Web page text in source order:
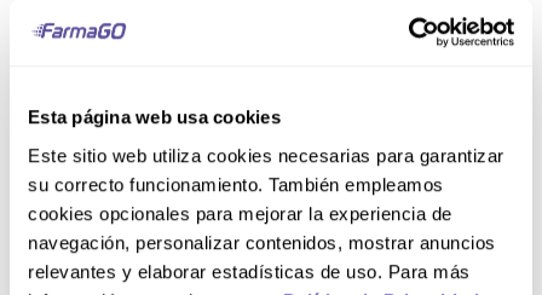
Esta página web usa cookies
Este sitio web utiliza cookies necesarias para garantizar
su correcto funcionamiento. También empleamos
cookies opcionales para mejorar la experiencia de
navegación, personalizar contenidos, mostrar anuncios
relevantes y elaborar estadísticas de uso. Para más
hipersensibilidad o reacciones tóxicas graves a los
aminoglucósidos puede constituir una
esta categoría. Para mayor información, leer el inserto.
Precauciones y
Advertencias